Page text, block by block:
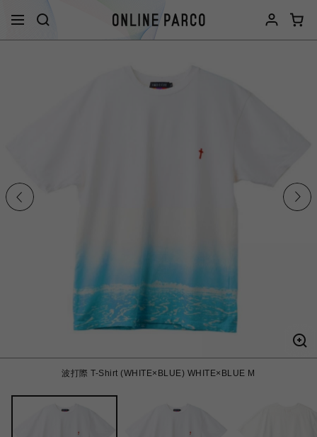
波打際 T-Shirt (WHITE×BLUE) WHITE×BLUE M